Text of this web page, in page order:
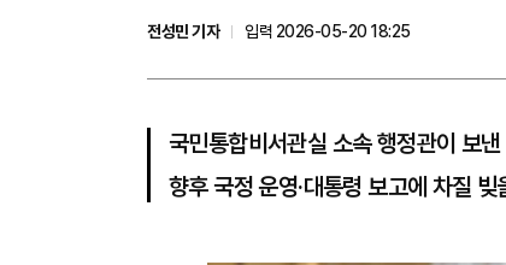
전성민 기자
입력 2026-05-20 18:25
국민통합비서관실 소속 행정관이 보낸
향후 국정 운영·대통령 보고에 차질